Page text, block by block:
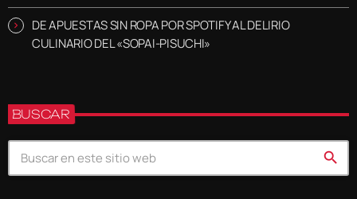
DE APUESTAS SIN ROPA POR SPOTIFY AL DELIRIO
CULINARIO DEL «SOPAI-PISUCHI»
BUSCAR
search